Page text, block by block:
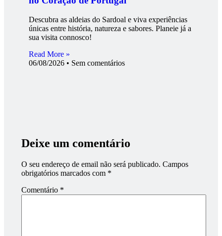
Descubra as aldeias do Sardoal e viva experiências
únicas entre história, natureza e sabores. Planeie já a
sua visita connosco!
Read More »
06/08/2026
Sem comentários
Deixe um comentário
O seu endereço de email não será publicado. Campos
obrigatórios marcados com *
Comentário *